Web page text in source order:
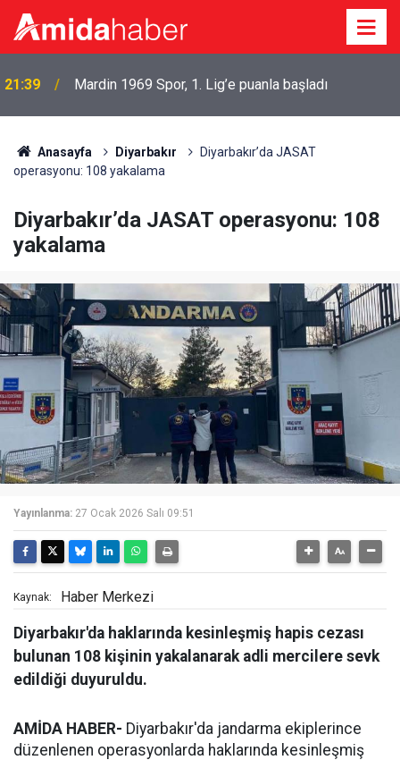
21:39 Mardin 1969 Spor, 1. Lig’e puanla başladı
Anasayfa Diyarbakır
Diyarbakır’da JASAT
operasyonu: 108 yakalama
Diyarbakır’da JASAT operasyonu: 108
yakalama
Yayınlanma: 27 Ocak 2026 Salı 09:51
Kaynak: Haber Merkezi
Diyarbakır'da haklarında kesinleşmiş hapis cezası
bulunan 108 kişinin yakalanarak adli mercilere sevk
edildiği duyuruldu.
AMİDA HABER- Diyarbakır'da jandarma ekiplerince
düzenlenen operasyonlarda haklarında kesinleşmiş